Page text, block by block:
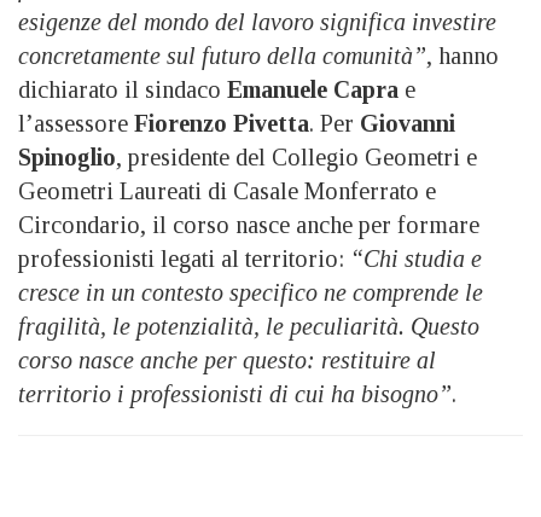
esigenze del mondo del lavoro significa investire
concretamente sul futuro della comunità”, hanno
dichiarato il sindaco Emanuele Capra e
l’assessore Fiorenzo Pivetta. Per Giovanni
Spinoglio, presidente del Collegio Geometri e
Geometri Laureati di Casale Monferrato e
Circondario, il corso nasce anche per formare
professionisti legati al territorio: “Chi studia e
cresce in un contesto specifico ne comprende le
fragilità, le potenzialità, le peculiarità. Questo
corso nasce anche per questo: restituire al
territorio i professionisti di cui ha bisogno”.